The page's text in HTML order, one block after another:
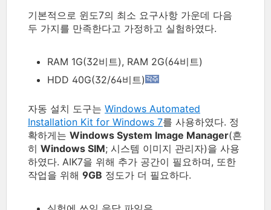
기본적으로 윈도7의 최소 요구사항 가운데 다음
두 가지를 만족한다고 가정하고 실험하였다.
RAM 1G(32비트), RAM 2G(64비트)
HDD 40G(32/64비트)
자동 설치 도구는 Windows Automated
Installation Kit for Windows 7를 사용하였다. 정
확하게는 Windows System Image Manager(흔
히 Windows SIM; 시스템 이미지 관리자)을 사용
하였다. AIK7을 위해 추가 공간이 필요하며, 또한
작업을 위해 9GB 정도가 더 필요하다.